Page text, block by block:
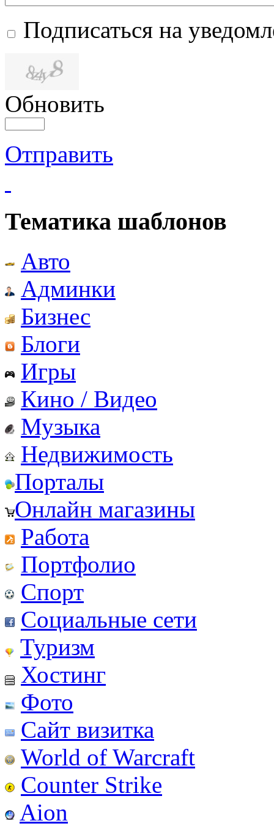
Подписаться на
Обновить
Отправить
Тематика шаблонов
Авто
Админки
Бизнес
Блоги
Игры
Кино / Видео
Музыка
Недвижимость
Порталы
Онлайн магазины
Работа
Портфолио
Спорт
Социальные сети
Туризм
Хостинг
Фото
Сайт визитка
World of Warcraft
Counter Strike
Aion